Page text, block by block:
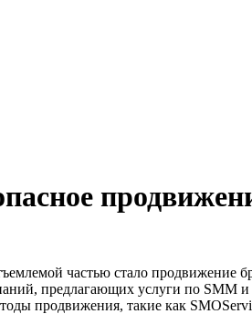
частью стало продвижение
предлагающих услуги по SMM
продвижения, такие как